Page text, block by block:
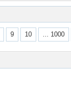
9 10 ... 1000